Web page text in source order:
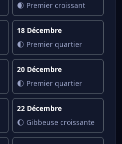
🌒 Premier croissant
18 Décembre
🌓 Premier quartier
20 Décembre
🌓 Premier quartier
22 Décembre
🌔 Gibbeuse croissante